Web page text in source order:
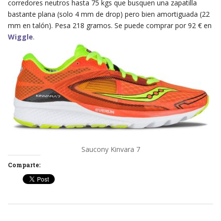
corredores neutros hasta 75 kgs que busquen una zapatilla
bastante plana (solo 4 mm de drop) pero bien amortiguada (22
mm en talón). Pesa 218 gramos. Se puede comprar por 92 € en
Wiggle.
Saucony Kinvara 7
Comparte: